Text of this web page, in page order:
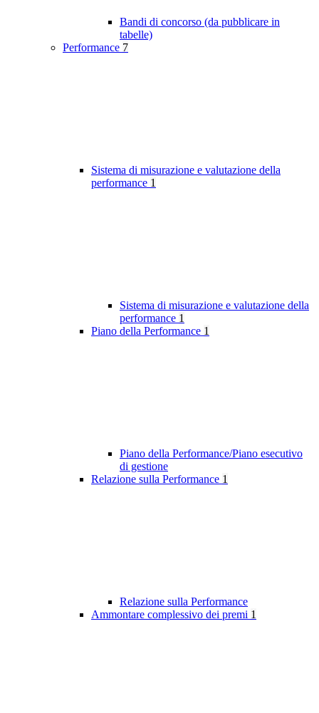
Bandi di concorso (da pubblicare in
tabelle)
Performance 7
Sistema di misurazione e valutazione della
performance 1
Sistema di misurazione e valutazione della
performance 1
Piano della Performance 1
Piano della Performance/Piano esecutivo
di gestione
Relazione sulla Performance 1
Relazione sulla Performance
Ammontare complessivo dei premi 1